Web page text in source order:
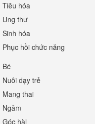
Tiêu hóa
Ung thư
Sinh hóa
Phục hồi chức năng
Bé
Nuôi dạy trẻ
Mang thai
Ngẫm
Góc hài